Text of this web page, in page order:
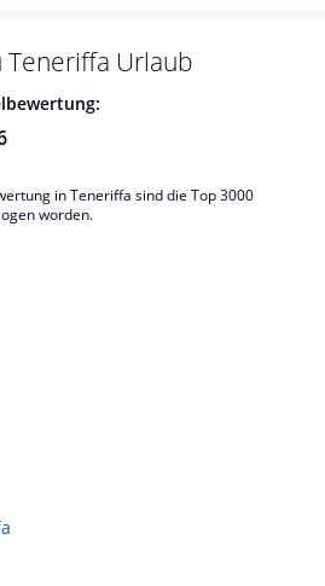
Teneriffa Urlaub
in Teneriffa sind die Top 3000
worden.